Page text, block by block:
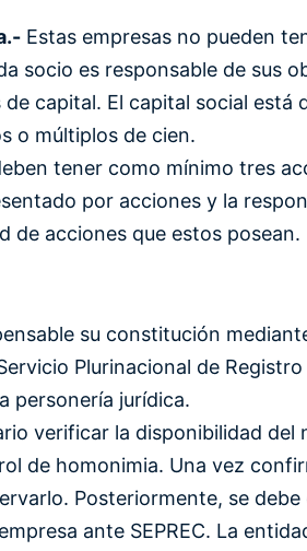
Estas empresas no pueden
socio es responsable de sus
capital. El capital social está
o múltiplos de cien.
tener como mínimo tres
por acciones y la
de acciones que estos posean.
su constitución
Plurinacional de Registro
personería jurídica.
verificar la disponibilidad del
de homonimia. Una vez
Posteriormente, se debe
ante SEPREC. La